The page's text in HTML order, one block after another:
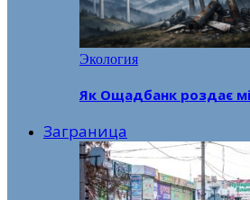
Экология
Як Ощадбанк роздає
Заграница